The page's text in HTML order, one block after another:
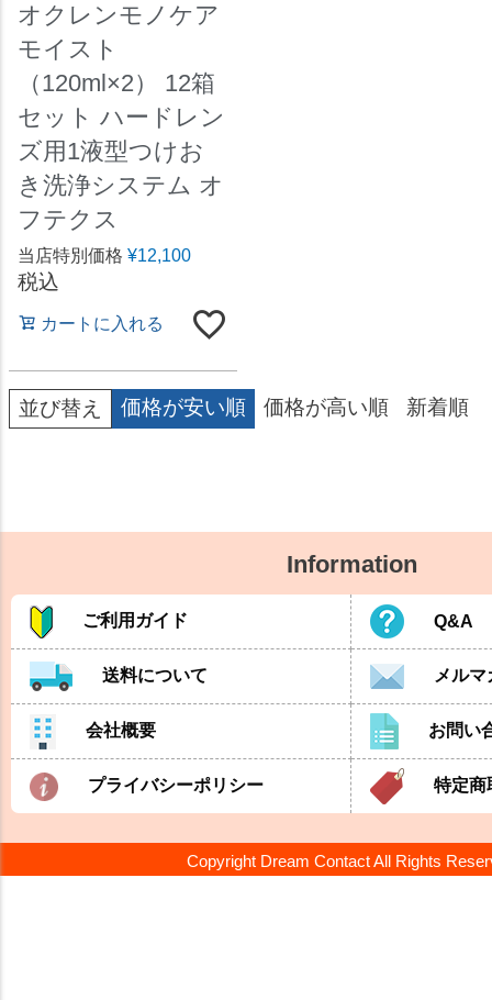
オクレンモノケア
モイスト
（120ml×2） 12箱
セット ハードレン
ズ用1液型つけお
き洗浄システム オ
フテクス
当店特別価格 ¥12,100
税込
カートに入れる
並び替え 価格が安い順 価格が高い順 新着順
Information
ご利用ガイド Q&A
送料について メル
会社概要 お問い
プライバシーポリシー 特定商
Copyright Dream Contact All Rights